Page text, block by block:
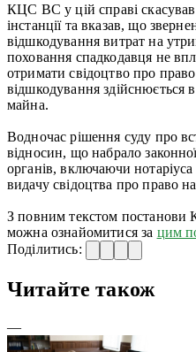
КЦС ВС у цій справі скасував
інстанції та вказав, що
відшкодування витрат на
поховання спадкодавця не
отримати свідоцтво про
відшкодування здійснюється
майна.
Водночас рішення суду про
відносин, що набрало
органів, включаючи
видачу свідоцтва про право
З повним текстом постанови
можна ознайомитися за цим
Поділитись:
Читайте також
—